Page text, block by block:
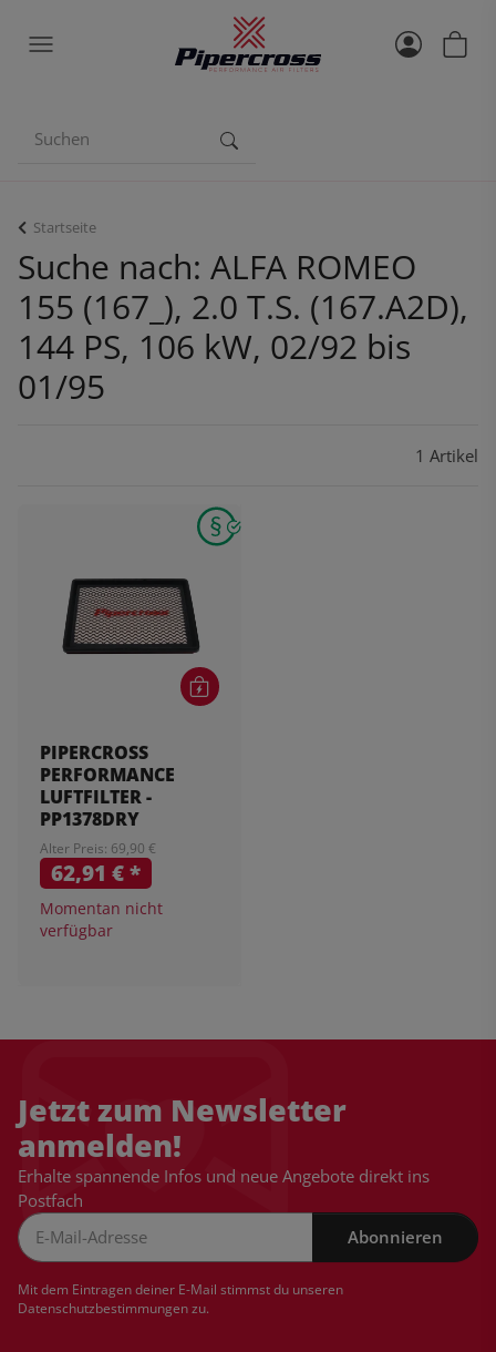
Startseite
Suche nach: ALFA ROMEO
155 (167_), 2.0 T.S. (167.A2D),
144 PS, 106 kW, 02/92 bis
01/95
1 Artikel
PIPERCROSS
PERFORMANCE
LUFTFILTER -
PP1378DRY
Alter Preis: 69,90 €
62,91 €*
Momentan nicht
verfügbar
Jetzt zum Newsletter
anmelden!
Erhalte spannende Infos und neue Angebote direkt ins
Postfach
Abonnieren
Mit dem Eintragen deiner E-Mail stimmst du unseren
Datenschutzbestimmungenzu.